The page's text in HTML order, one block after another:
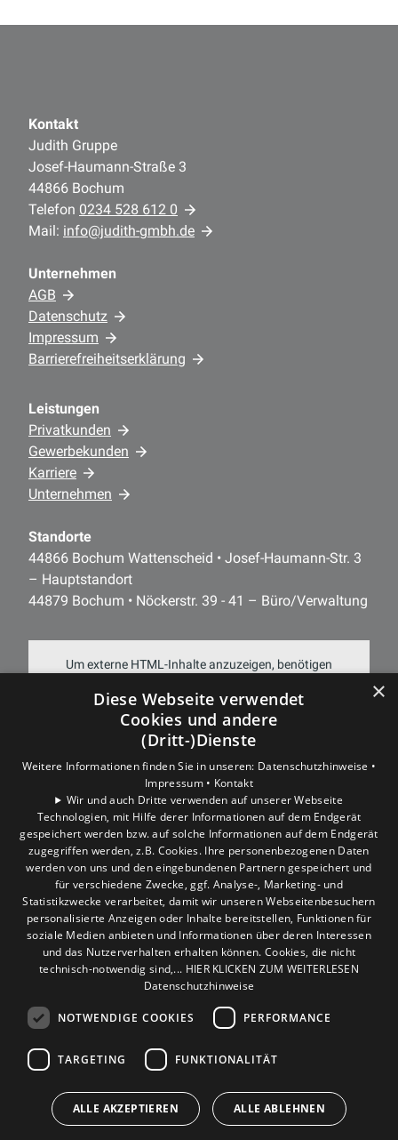
Kontakt
Judith Gruppe
Josef-Haumann-Straße 3
44866 Bochum
Telefon 0234 528 612 0
Mail: info@judith-gmbh.de
Unternehmen
AGB
Datenschutz
Impressum
Barrierefreiheitserklärung
Leistungen
Privatkunden
Gewerbekunden
Karriere
Unternehmen
Standorte
44866 Bochum Wattenscheid • Josef-Haumann-Str. 3
– Hauptstandort
44879 Bochum • Nöckerstr. 39 - 41 – Büro/Verwaltung
Um externe HTML-Inhalte anzuzeigen, benötigen
Weitere Informationen finden Sie in unserer
Datenschutzerklärung.
COOKIE-EINSTELLUNGEN ÖFFNEN
×
Diese Webseite verwendet
Cookies und andere
(Dritt-)Dienste
Weitere Informationen finden Sie in unseren: Datenschutzhinweise •
Impressum • Kontakt
Wir und auch Dritte verwenden auf unserer Webseite
Technologien, mit Hilfe derer Informationen auf dem Endgerät
gespeichert werden bzw. auf solche Informationen auf dem Endgerät
zugegriffen werden, z.B. Cookies. Ihre personenbezogenen Daten
werden von uns und den eingebundenen Partnern gespeichert und
für verschiedene Zwecke, ggf. Analyse-, Marketing- und
Statistikzwecke verarbeitet, damit wir unseren Webseitenbesuchern
personalisierte Anzeigen oder Inhalte bereitstellen, Funktionen für
soziale Medien anbieten und Informationen über deren Interessen
und das Nutzerverhalten erhalten können. Cookies, die nicht
technisch-notwendig sind,... HIER KLICKEN ZUM WEITERLESEN
Datenschutzhinweise
NOTWENDIGE COOKIES PERFORMANCE
TARGETING FUNKTIONALITÄT
ALLE AKZEPTIEREN ALLE ABLEHNEN